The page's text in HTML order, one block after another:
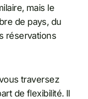
mais le
de pays, du
réservations
traversez
de flexibilité. Il